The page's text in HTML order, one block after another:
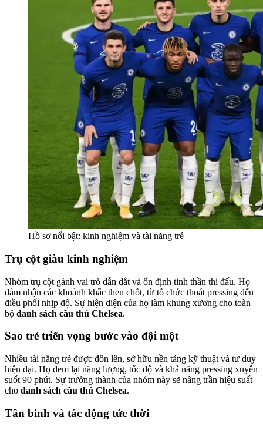
Hồ sơ nổi bật: kinh nghiệm và tài năng trẻ
Trụ cột giàu kinh nghiệm
Nhóm trụ cột gánh vai trò dẫn dắt và ổn định tinh thần thi đấu. Họ
đảm nhận các khoảnh khắc then chốt, từ tổ chức thoát pressing đến
điều phối nhịp độ. Sự hiện diện của họ làm khung xương cho toàn
bộ danh sách cầu thủ Chelsea.
Sao trẻ triển vọng bước vào đội một
Nhiều tài năng trẻ được đôn lên, sở hữu nền tảng kỹ thuật và tư duy
hiện đại. Họ đem lại năng lượng, tốc độ và khả năng pressing xuyên
suốt 90 phút. Sự trưởng thành của nhóm này sẽ nâng trần hiệu suất
cho danh sách cầu thủ Chelsea.
Tân binh và tác động tức thời